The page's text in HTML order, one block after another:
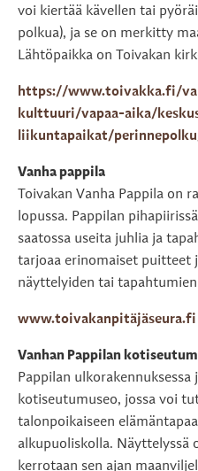
voi kiertää kävellen tai
polkua), ja se on merkitty
Lähtöpaikka on Toivakan
https://www.toivakka.fi/
kulttuuri/vapaa-aika/
liikuntapaikat/
Vanha pappila
Toivakan Vanha Pappila on
lopussa. Pappilan
saatossa useita juhlia ja
tarjoaa erinomaiset puitteet
näyttelyiden tai
www.toivakanpitäjäseura.fi
Vanhan Pappilan
Pappilan ulkorakennuksessa
kotiseutumuseo, jossa voi
talonpoikaiseen
alkupuoliskolla. Näyttelyssä
kerrotaan sen ajan